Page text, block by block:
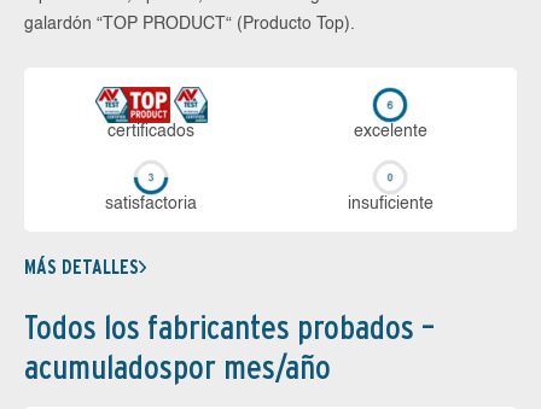
galardón “TOP PRODUCT“ (Producto Top).
certi­ficados ex­ce­len­te
sa­tis­fac­to­ria in­su­fi­cien­te
MÁS DETALLES
Todos los fabricantes probados –
acumuladospor mes/año